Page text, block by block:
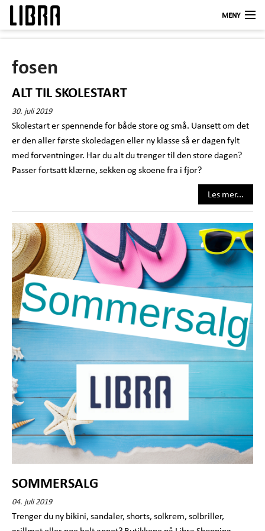
MENY
LIBRA KUNDEKLUBB
Åpningstider
Om oss
Logg inn
fosen
ALT TIL SKOLESTART
30. juli 2019
Skolestart er spennende for både store og små. Uansett om det
er den aller første skoledagen eller ny klasse så er dagen fylt
med forventninger. Har du alt du trenger til den store dagen?
Passer fortsatt klærne, sekken og skoene fra i fjor?
Les mer...
SOMMERSALG
04. juli 2019
Trenger du ny bikini, sandaler, shorts, solkrem, solbriller,